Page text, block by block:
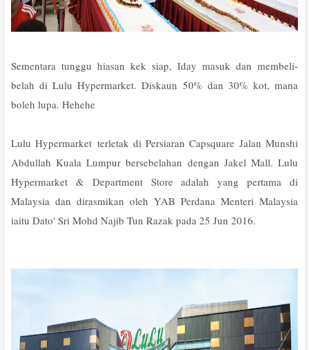
Sementara tunggu hiasan kek siap, Iday masuk dan membeli-
belah di Lulu Hypermarket. Diskaun 50% dan 30% kot, mana
boleh lupa. Hehehe
Lulu Hypermarket terletak di Persiaran Capsquare Jalan Munshi
Abdullah Kuala Lumpur bersebelahan dengan Jakel Mall. Lulu
Hypermarket & Department Store adalah yang pertama di
Malaysia dan dirasmikan oleh YAB Perdana Menteri Malaysia
iaitu Dato' Sri Mohd Najib Tun Razak pada 25 Jun 2016.